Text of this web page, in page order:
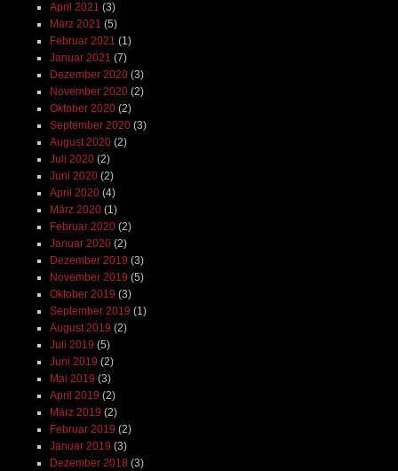
April 2021 (3)
März 2021 (5)
Februar 2021 (1)
Januar 2021 (7)
Dezember 2020(3)
November 2020(2)
Oktober 2020(2)
September 2020(3)
August 2020(2)
Juli 2020(2)
Juni 2020(2)
April 2020(4)
März 2020(1)
Februar 2020(2)
Januar 2020(2)
Dezember 2019 (3)
November 2019 (5)
Oktober 2019 (3)
September 2019 (1)
August 2019 (2)
Juli 2019 (5)
Juni 2019 (2)
Mai 2019 (3)
April 2019 (2)
März 2019 (2)
Februar 2019 (2)
Januar 2019 (3)
Dezember 2018 (3)